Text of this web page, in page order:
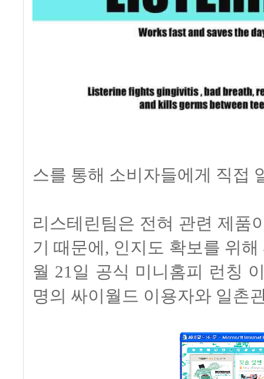
스를 통해 소비자들에게 직접
리스테린팀은 전혀 관련 제품
기 때문에, 인지도 확보를 위
월 21일 공식 미니홈피 런칭
명의 싸이월드 이용자와 일촌